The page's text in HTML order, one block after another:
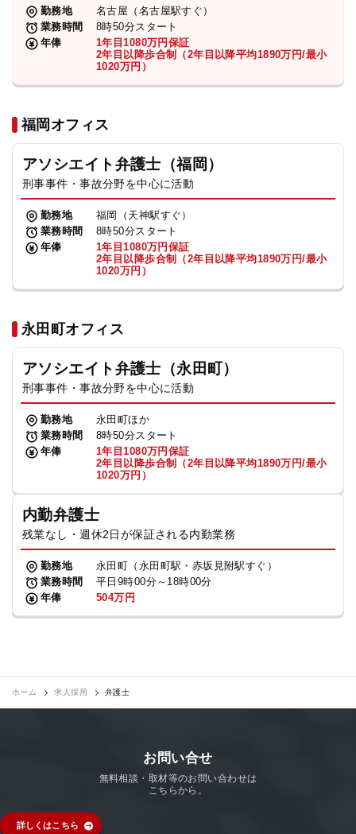
勤務地
名古屋（名古屋駅すぐ）
業務時間
8時50分スタート
年俸
1年目1080万円保証
2年目以降歩合制（2年目以降平均1890万円/最小
1020万円）
福岡オフィス
アソシエイト弁護士（福岡）
刑事事件・事故分野を中心に活動
勤務地
福岡（天神駅すぐ）
業務時間
8時50分スタート
年俸
1年目1080万円保証
2年目以降歩合制（2年目以降平均1890万円/最小
1020万円）
永田町オフィス
アソシエイト弁護士（永田町）
刑事事件・事故分野を中心に活動
勤務地
永田町ほか
業務時間
8時50分スタート
年俸
1年目1080万円保証
2年目以降歩合制（2年目以降平均1890万円/最小
1020万円）
内勤弁護士
残業なし・週休2日が保証される内勤業務
勤務地
永田町（永田町駅・赤坂見附駅すぐ）
業務時間
平日9時00分～18時00分
年俸
504万円
ホーム 求人採用 弁護士
お問い合せ
無料相談・取材等のお問い合わせは
こちらから。
詳しくはこちら